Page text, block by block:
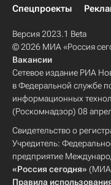
Спецпроекты
Версия 2023.1 Beta
© 2026 МИА «Россия
Вакансии
Сетевое издание РИА
в Федеральной службе
информационных
(Роскомнадзор) 08
Свидетельство о
Учредитель:
предприятие
«Россия сегодня» (МИА
Правила